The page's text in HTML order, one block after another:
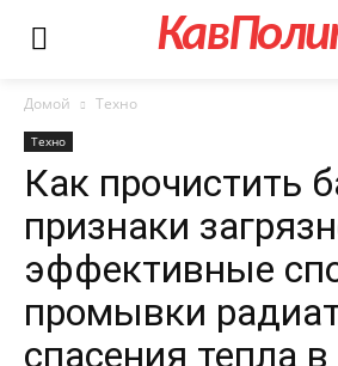
Домой Техно
Техно
Как прочистить
признаки
эффективные
промывки
спасения тепла